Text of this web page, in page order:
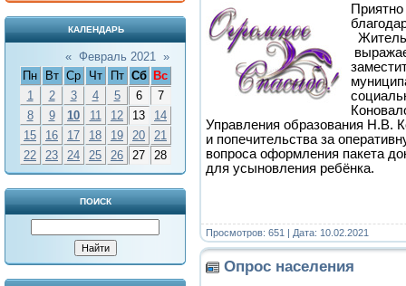
КАЛЕНДАРЬ
« Февраль 2021 »
Пн
Вт Ср Чт Пт Сб
Вс
1
2 3 4 5 6
7
8
9 10 11 12 13
14
15
16 17 18 19 20
21
22
23 24 25 26 27 28
ПОИСК
Управления образования Н.В.
и попечительства за
вопроса оформления пакета
для усыновления ребёнка.
Просмотров: 651 | Дата: 10.02.2021
Опрос населения